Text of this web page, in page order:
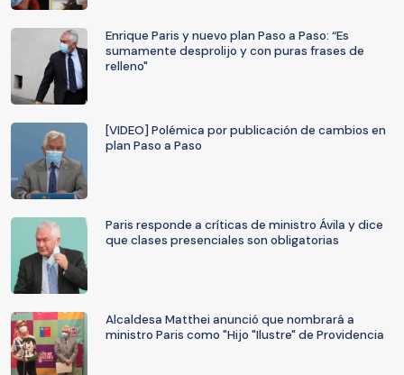
Enrique Paris y nuevo plan Paso a Paso: “Es
sumamente desprolijo y con puras frases de
relleno"
[VIDEO] Polémica por publicación de cambios en
plan Paso a Paso
Paris responde a críticas de ministro Ávila y dice
que clases presenciales son obligatorias
Alcaldesa Matthei anunció que nombrará a
ministro Paris como "Hijo "Ilustre" de Providencia